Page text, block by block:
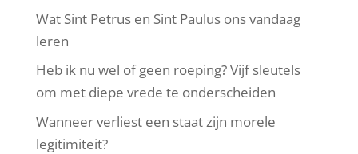
Wat Sint Petrus en Sint Paulus ons vandaag
leren
Heb ik nu wel of geen roeping? Vijf sleutels
om met diepe vrede te onderscheiden
Wanneer verliest een staat zijn morele
legitimiteit?